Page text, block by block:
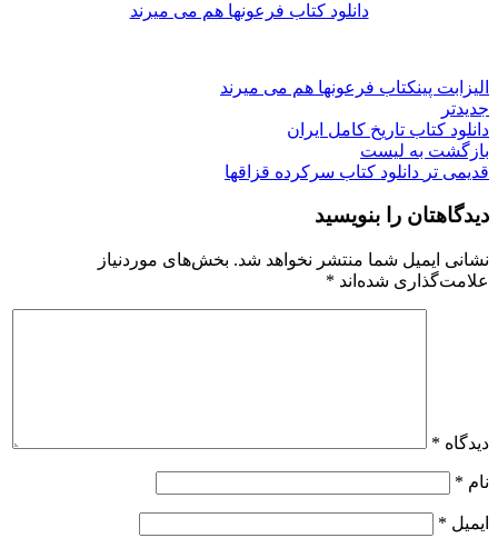
دانلود کتاب فرعونها هم می میرند
الیزابت پینکتاب فرعونها هم می میرند
جدیدتر
دانلود کتاب تاریخ کامل ایران
بازگشت به لیست
قدیمی تر دانلود کتاب سرکرده قزاقها
دیدگاهتان را بنویسید
نشانی ایمیل شما منتشر نخواهد شد. بخش‌های موردنیاز
علامت‌گذاری شده‌اند *
دیدگاه *
نام *
ایمیل *